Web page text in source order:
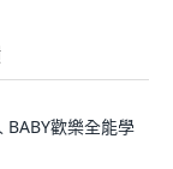
BABY歡樂全能學